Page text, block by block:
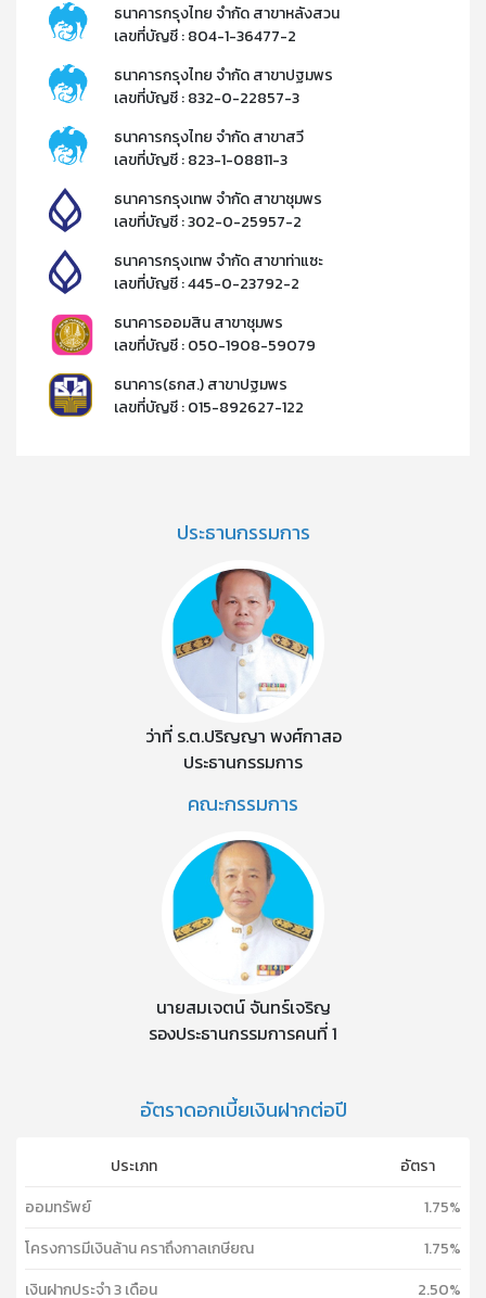
ธนาคารกรุงไทย จำกัด สาขาหลังสวน
เลขที่บัญชี : 804-1-36477-2​
ธนาคารกรุงไทย จำกัด สาขาปฐมพร
เลขที่บัญชี : 832-0-22857-3​
ธนาคารกรุงไทย จำกัด สาขาสวี
เลขที่บัญชี : 823-1-08811-3​
ธนาคารกรุงเทพ จำกัด สาขาชุมพร
เลขที่บัญชี : 302-0-25957-2​
ธนาคารกรุงเทพ จำกัด สาขาท่าแซะ
เลขที่บัญชี : 445-0-23792-2​
ธนาคารออมสิน สาขาชุมพร
เลขที่บัญชี : 050-1908-59079​
ธนาคาร(ธกส.) สาขาปฐมพร
เลขที่บัญชี : 015-892627-122​​
ประธานกรรมการ
ว่าที่ ร.ต.ปริญญา พงศ์กาสอ
ประธานกรรมการ
คณะกรรมการ
นายสมเจตน์ จันทร์เจริญ
รองประธานกรรมการคนที่ 1
อัตราดอกเบี้ยเงินฝากต่อปี
ประเภท
อัตรา
ออมทรัพย์
1.75%
โครงการมีเงินล้าน คราถึงกาลเกษียณ
1.75%
เงินฝากประจำ 3 เดือน
2.50%